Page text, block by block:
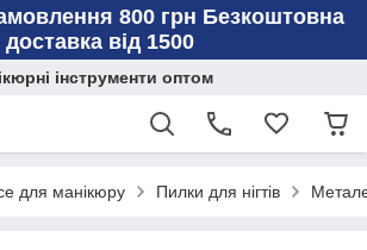
800 грн Безкоштовна
доставка від 1500
інструменти оптом
для манікюру Пилки для нігтів